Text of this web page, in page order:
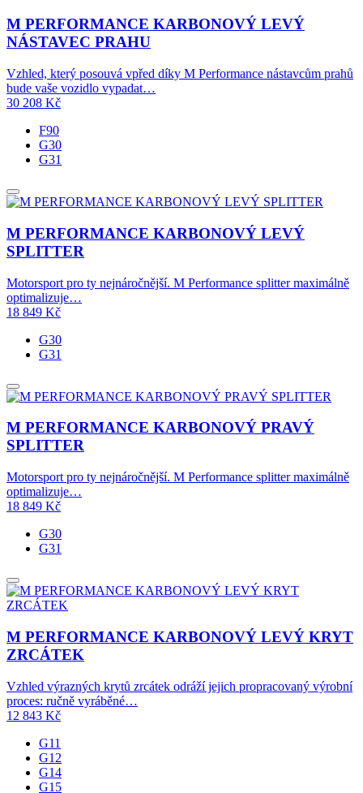
M PERFORMANCE KARBONOVÝ LEVÝ
NÁSTAVEC PRAHU
Vzhled, který posouvá vpřed díky M Performance nástavcům prahů
bude vaše vozidlo vypadat…
30 208 Kč
F90
G30
G31
M PERFORMANCE KARBONOVÝ LEVÝ
SPLITTER
Motorsport pro ty nejnáročnější. M Performance splitter maximálně
optimalizuje…
18 849 Kč
G30
G31
M PERFORMANCE KARBONOVÝ PRAVÝ
SPLITTER
Motorsport pro ty nejnáročnější. M Performance splitter maximálně
optimalizuje…
18 849 Kč
G30
G31
M PERFORMANCE KARBONOVÝ LEVÝ KRYT
ZRCÁTEK
Vzhled výrazných krytů zrcátek odráží jejich propracovaný výrobní
proces: ručně vyráběné…
12 843 Kč
G11
G12
G14
G15